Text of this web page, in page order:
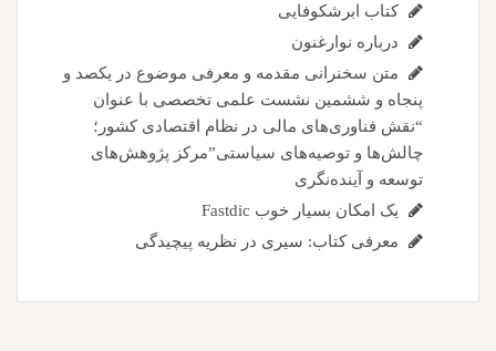
کتاب ابرشکوفایی
درباره نوارغنون
متن سخنرانی مقدمه و معرفی موضوع در یکصد و
پنجاه و ششمین نشست علمی تخصصی با عنوان
“نقش فناوری‌های مالی در نظام اقتصادی کشور؛
چالش‌ها و توصیه‌های سیاستی”مرکز پژوهش‌های
توسعه و آینده‌نگری
یک امکان بسیار خوب Fastdic
معرفی کتاب: سیری در نظریه پیچیدگی